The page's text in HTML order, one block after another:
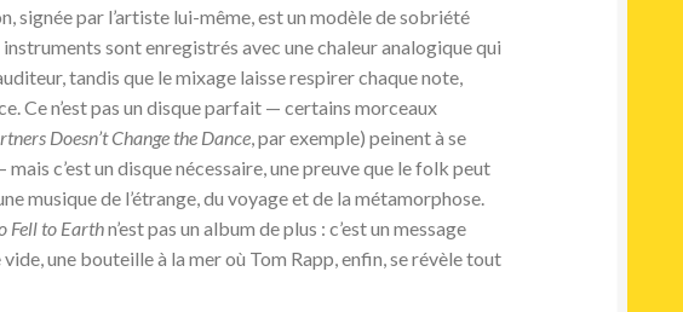
signée par l’artiste lui-même, est un modèle de sobriété
sont enregistrés avec une chaleur analogique qui
tandis que le mixage laisse respirer chaque note,
Ce n’est pas un disque parfait — certains morceaux
Doesn’t Change the Dance, par exemple) peinent à se
c’est un disque nécessaire, une preuve que le folk peut
musique de l’étrange, du voyage et de la métamorphose.
Fell to Earthn’est pas un album de plus : c’est un message
vide, une bouteille à la mer où Tom Rapp, enfin, se révèle tout